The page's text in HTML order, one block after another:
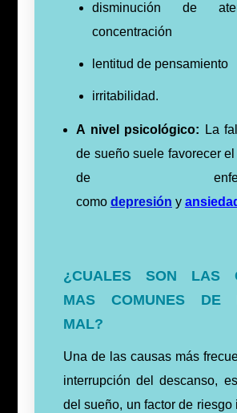
disminución de
concentración
lentitud de pensamiento
irritabilidad.
A nivel psicológico: La
de sueño suele favorecer
de
como depresión y
¿CUALES SON LAS
MAS COMUNES DE
MAL?
Una de las causas más
interrupción del descanso,
del sueño, un factor de riesgo